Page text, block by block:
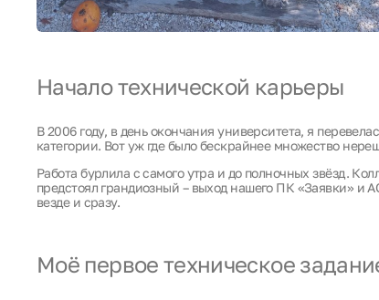
Начало технической карьеры
В 2006 году, в день окончания университета, я
категории. Вот уж где было бескрайнее множество
Работа бурлила с самого утра и до полночных звёзд.
предстоял грандиозный – выход нашего ПК «Заявки» и
везде и сразу.
Моё первое техническое